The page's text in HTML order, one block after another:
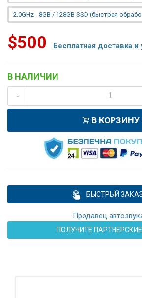
2.0GHz - 8GB / 128GB SSD (быстрая
$500 Бесплатная доставка и
В НАЛИЧИИ
-
В КОРЗИНУ
БЫСТРЫЙ ЗАКАЗ
Продавец
ПОЛУЧИТЕ